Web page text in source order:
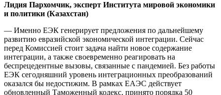
Лидия Пархомчик, эксперт Института мировой экономики
и политики (Казахстан)
— Именно ЕЭК генерирует предложения по дальнейшему
развитию евразийской экономической интеграции. Сейчас
перед Комиссией стоит задача найти новое содержание
интеграции, а также своевременно реагировать на
беспрецедентные вызовы, связанные с пандемией. Без работы
ЕЭК сегодняшний уровень интеграционных преобразований
оказался бы недостижим. В рамках ЕАЭС действует
обновленный Таможенный кодекс, принято порядка 50